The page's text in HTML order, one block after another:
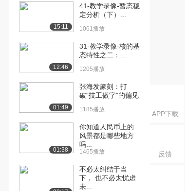
APP下载
反馈
[16] 6-教学录像-水彩画风
13:35
[17] 6-教学录像-水彩画风
13:45
[18] 6-教学录像-水彩画风
景教程（步骤...
13:31
[19] 7-教学录像-水彩画人
体创作示范（...
体创作示范（...
15:11
41-教学录像-暂态稳
定分析（下）...
1061播放
12:46
31-教学录像-核的基
态特性之二：...
1205播放
01:49
张海发篆刻：打
破“技工做字”的偏见
1185播放
01:38
你知道人民币上的
风景都是哪些地方
吗...
1465播放
不必太纠结于当
下， 也不必太忧虑
未...